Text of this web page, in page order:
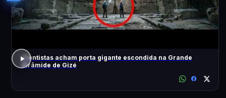
Cientistas acham porta gigante escondida na Grande
Pirâmide de Gizé